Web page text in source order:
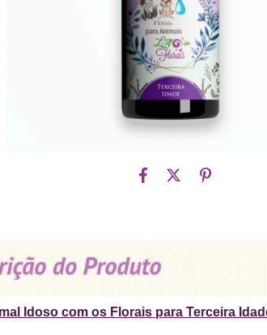
Idoso com os Florais para Terceira